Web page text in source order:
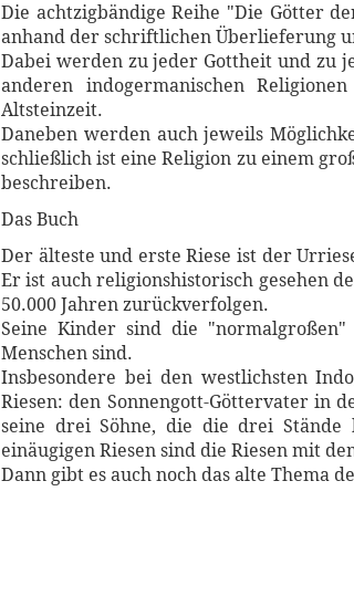
Die achtzigbändige Reihe "Die Götter
anhand der schriftlichen Überlieferung
Dabei werden zu jeder Gottheit und zu
anderen indogermanischen
Altsteinzeit.
Daneben werden auch jeweils
schließlich ist eine Religion zu einem
beschreiben.
Das Buch
Der älteste und erste Riese ist der
Er ist auch religionshistorisch gesehen
50.000 Jahren zurückverfolgen.
Seine Kinder sind die
Menschen sind.
Insbesondere bei den westlichsten
Riesen: den Sonnengott-Göttervater in
seine drei Söhne, die die drei
einäugigen Riesen sind die Riesen mit
Dann gibt es auch noch das alte Thema